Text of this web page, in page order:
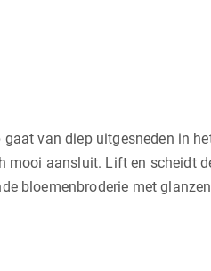
van diep uitgesneden in
aansluit. Lift en scheidt
bloemenbroderie met